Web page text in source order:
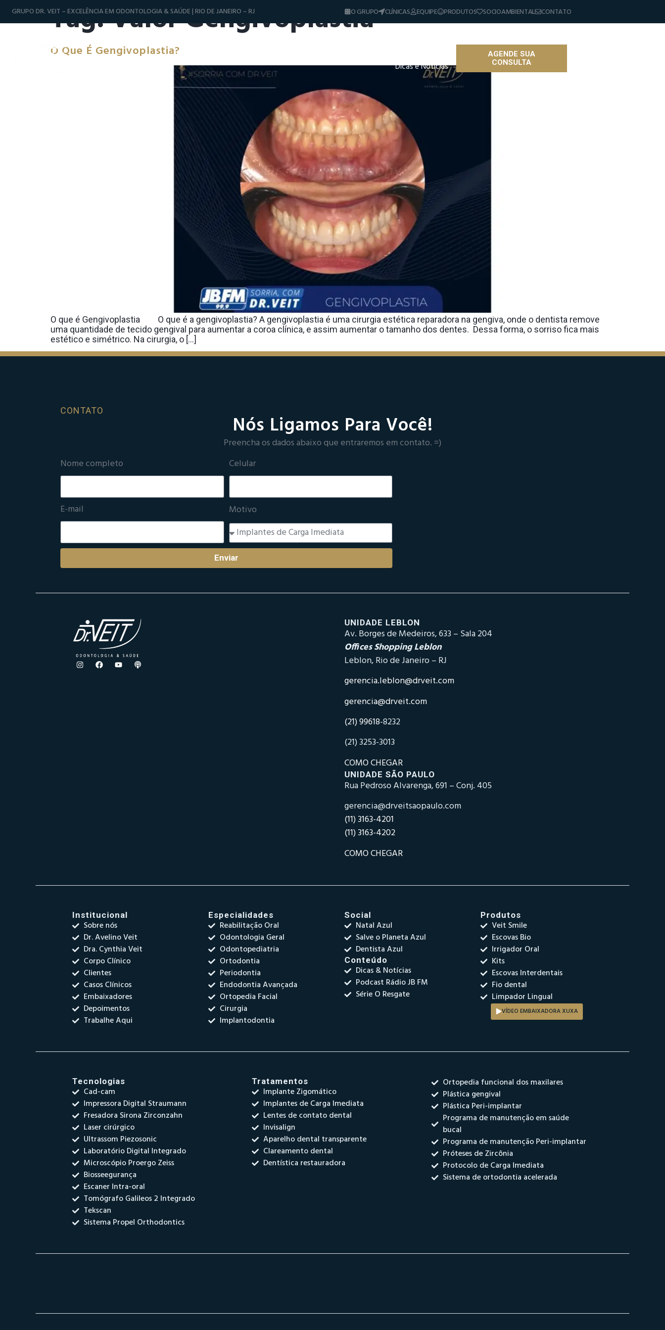
GRUPO DR. VEIT – EXCELÊNCIA EM ODONTOLOGIA & SAÚDE | RIO DE JANEIRO – RJ O GRUPO CLÍNICAS EQUIPE PRODUTOS SOCIOAMBIENTAL CONTATO
Dicas e Notícias
AGENDE SUA
CONSULTA
Tag:Valor Gengivoplastia
O Que É Gengivoplastia?
O que é Gengivoplastia O que é a gengivoplastia? A gengivoplastia é uma cirurgia estética reparadora na gengiva, onde o dentista remove
uma quantidade de tecido gengival para aumentar a coroa clínica, e assim aumentar o tamanho dos dentes. Dessa forma, o sorriso fica mais
estético e simétrico. Na cirurgia, o […]
CONTATO
Nós Ligamos Para Você!
Preencha os dados abaixo que entraremos em contato. =)
Nome completo
Celular
E-mail Motivo
Enviar
UNIDADE LEBLON
Av. Borges de Medeiros, 633 – Sala 204
Offices Shopping Leblon
Leblon, Rio de Janeiro – RJ
gerencia.leblon@drveit.com
gerencia@drveit.com
(21) 99618-8232
(21) 3253-3013
COMO CHEGAR
UNIDADE SÃO PAULO
Rua Pedroso Alvarenga, 691 – Conj. 405
gerencia@drveitsaopaulo.com
(11) 3163-4201
(11) 3163-4202
COMO CHEGAR
Institucional
Sobre nós
Dr. Avelino Veit
Dra. Cynthia Veit
Corpo Clínico
Clientes
Casos Clínicos
Embaixadores
Depoimentos
Trabalhe Aqui
Especialidades
Reabilitação Oral
Odontologia Geral
Odontopediatria
Ortodontia
Periodontia
Endodontia Avançada
Ortopedia Facial
Cirurgia
Implantodontia
Social
Natal Azul
Salve o Planeta Azul
Dentista Azul
Conteúdo
Dicas & Notícias
Podcast Rádio JB FM
Série O Resgate
Produtos
Veit Smile
Escovas Bio
Irrigador Oral
Kits
Escovas Interdentais
Fio dental
Limpador Lingual
VÍDEO EMBAIXADORA XUXA
Tecnologias
Cad-cam
Impressora Digital Straumann
Fresadora Sirona Zirconzahn
Laser cirúrgico
Ultrassom Piezosonic
Laboratório Digital Integrado
Microscópio Proergo Zeiss
Biosseegurança
Escaner Intra-oral
Tomógrafo Galileos 2 Integrado
Tekscan
Sistema Propel Orthodontics
Tratamentos
Implante Zigomático
Implantes de Carga Imediata
Lentes de contato dental
Invisalign
Aparelho dental transparente
Clareamento dental
Dentística restauradora
Ortopedia funcional dos maxilares
Plástica gengival
Plástica Peri-implantar
Programa de manutenção em saúde
bucal
Programa de manutenção Peri-implantar
Próteses de Zircônia
Protocolo de Carga Imediata
Sistema de ortodontia acelerada